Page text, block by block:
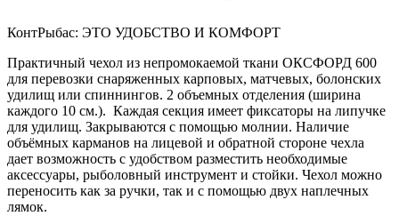
КонтРыбас: ЭТО УДОБСТВО И КОМФОРТ
Практичный чехол из непромокаемой ткани ОКСФОРД 600
для перевозки снаряженных карповых, матчевых, болонских
удилищ или спиннингов. 2 объемных отделения (ширина
каждого 10 см.). Каждая секция имеет фиксаторы на липучке
для удилищ. Закрываются с помощью молнии. Наличие
объёмных карманов на лицевой и обратной стороне чехла
дает возможность с удобством разместить необходимые
аксессуары, рыболовный инструмент и стойки. Чехол можно
переносить как за ручки, так и с помощью двух наплечных
лямок.